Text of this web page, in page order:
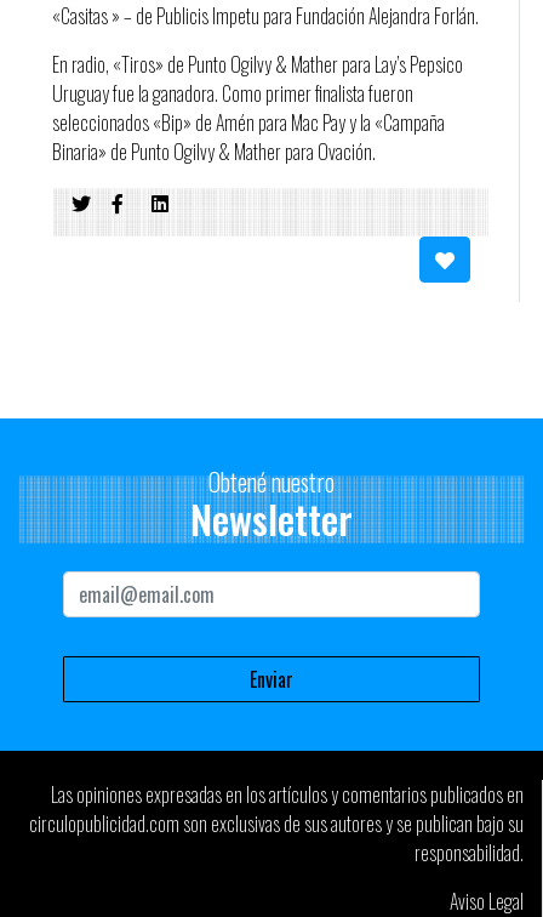
«Casitas » – de Publicis Impetu para Fundación Alejandra Forlán.
En radio, «Tiros» de Punto Ogilvy & Mather para Lay’s Pepsico
Uruguay fue la ganadora. Como primer finalista fueron
seleccionados «Bip» de Amén para Mac Pay y la «Campaña
Binaria» de Punto Ogilvy & Mather para Ovación.
«Foglia» de Young & Rubicam Uruguay para Ministerio de
Turismo y «Llamadas» de Publicis Impetu para Movistar fueron
La campaña de DDB «Conquistemos Londres» para la AUF obtuvo
electrónico del Ojo de iberoamérica.
Mientras tanto, Gingko se llevó un Ojo de Plata en Bien Público
con su campaña Cero Views para Amnistía Uruguay.
Publicis ímpetu conquistó un Ojo de Plata en la categoría
Postales, con la pieza «Casita» de la campaña para accesibilidad
de la Fundación Alejandra Forlán.
Felicitaciones a todos.
Obtené nuestro
Newsletter
Las opiniones expresadas en los artículos y comentarios publicados en
circulopublicidad.com son exclusivas de sus autores y se publican bajo su
responsabilidad.
Aviso Legal